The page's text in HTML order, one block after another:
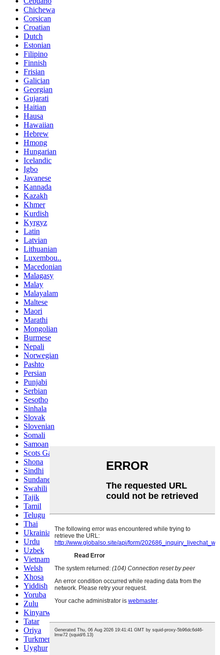
Chichewa
Corsican
Croatian
Dutch
Estonian
Filipino
Finnish
Frisian
Galician
Georgian
Gujarati
Haitian
Hausa
Hawaiian
Hebrew
Hmong
Hungarian
Icelandic
Igbo
Javanese
Kannada
Kazakh
Khmer
Kurdish
Kyrgyz
Latin
Latvian
Lithuanian
Luxembou..
Macedonian
Malagasy
Malay
Malayalam
Maltese
Maori
Marathi
Mongolian
Burmese
Nepali
Norwegian
Pashto
Persian
Punjabi
Serbian
Sesotho
Sinhala
Slovak
Slovenian
Somali
Samoan
Scots Gaelic
Shona
Sindhi
Sundanese
Swahili
Tajik
Tamil
Telugu
Thai
Ukrainian
Urdu
Uzbek
Vietnamese
Welsh
Xhosa
Yiddish
Yoruba
Zulu
Kinyarwanda
Tatar
Oriya
Turkmen
Uyghur